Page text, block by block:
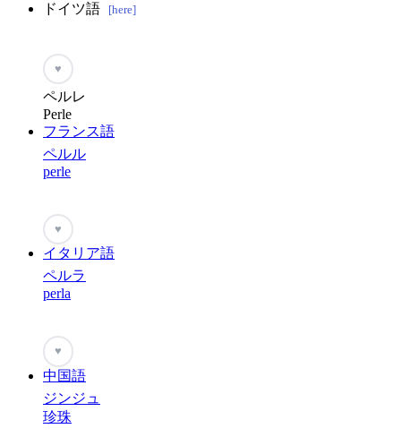
ドイツ語 [here]
♥
ペルレ
Perle
フランス語
ペルル
perle
♥
イタリア語
ペルラ
perla
♥
中国語
ジンジュ
珍珠